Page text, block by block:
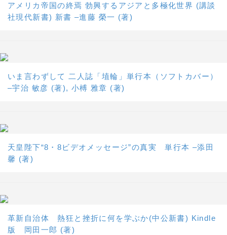
アメリカ帝国の終焉 勃興するアジアと多極化世界 (講談
社現代新書) 新書 –進藤 榮一 (著)
いま言わずして 二人誌「埴輪」単行本（ソフトカバー）
–宇治 敏彦 (著), 小榑 雅章 (著)
天皇陛下“8・8ビデオメッセージ”の真実 単行本 –添田
馨 (著)
革新自治体 熱狂と挫折に何を学ぶか(中公新書) Kindle
版 岡田一郎 (著)